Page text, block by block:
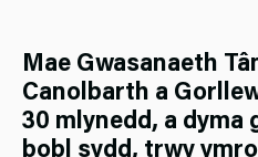
Mae Gwasanaeth
Canolbarth a
30 mlynedd, a dyma
bobl sydd, trwy